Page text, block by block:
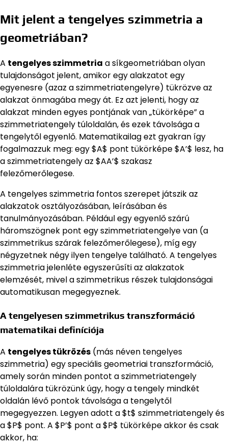
Mit jelent a tengelyes szimmetria a
geometriában?
A tengelyes szimmetria a síkgeometriában olyan
tulajdonságot jelent, amikor egy alakzatot egy
egyenesre (azaz a szimmetriatengelyre) tükrözve az
alakzat önmagába megy át. Ez azt jelenti, hogy az
alakzat minden egyes pontjának van „tükörképe” a
szimmetriatengely túloldalán, és ezek távolsága a
tengelytől egyenlő. Matematikailag ezt gyakran így
fogalmazzuk meg: egy $A$ pont tükörképe $A’$ lesz, ha
a szimmetriatengely az $AA’$ szakasz
felezőmerőlegese.
A tengelyes szimmetria fontos szerepet játszik az
alakzatok osztályozásában, leírásában és
tanulmányozásában. Például egy egyenlő szárú
háromszögnek pont egy szimmetriatengelye van (a
szimmetrikus szárak felezőmerőlegese), míg egy
négyzetnek négy ilyen tengelye található. A tengelyes
szimmetria jelenléte egyszerűsíti az alakzatok
elemzését, mivel a szimmetrikus részek tulajdonságai
automatikusan megegyeznek.
A tengelyesen szimmetrikus transzformáció
matematikai definíciója
A tengelyes tükrözés (más néven tengelyes
szimmetria) egy speciális geometriai transzformáció,
amely során minden pontot a szimmetriatengely
túloldalára tükrözünk úgy, hogy a tengely mindkét
oldalán lévő pontok távolsága a tengelytől
megegyezzen. Legyen adott a $t$ szimmetriatengely és
a $P$ pont. A $P’$ pont a $P$ tükörképe akkor és csak
akkor, ha: